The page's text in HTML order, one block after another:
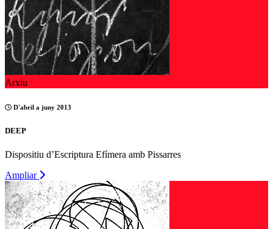
Arxiu
D'abril a juny 2013
DEEP
Dispositiu d’Escriptura Efímera amb Pissarres
Ampliar